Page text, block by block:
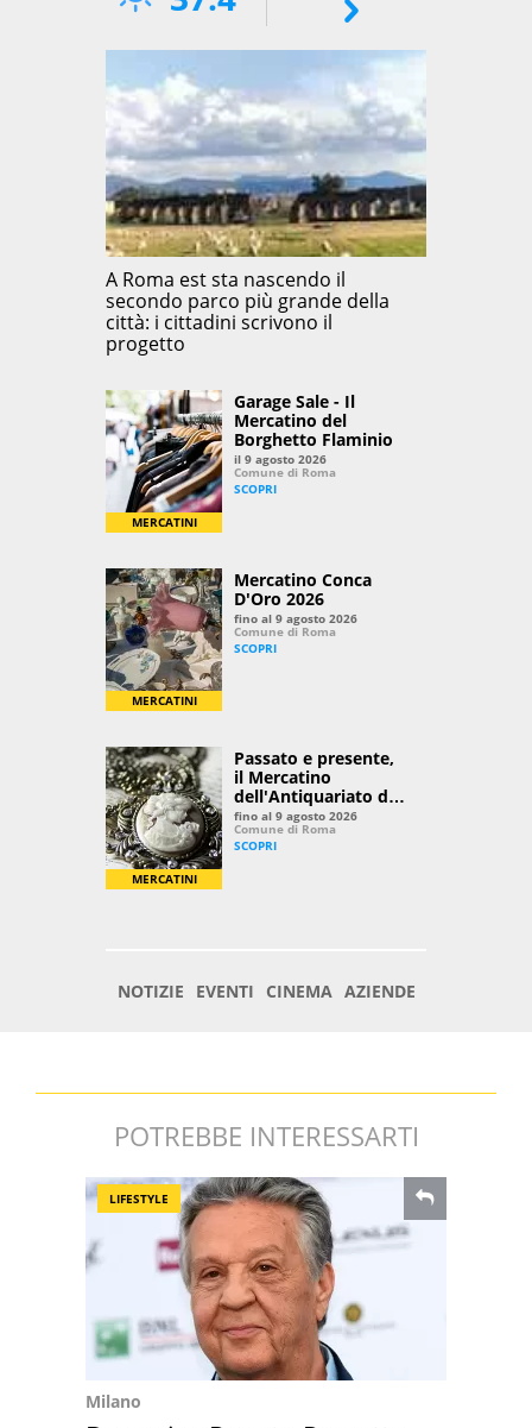
POTREBBE INTERESSARTI
LIFESTYLE
Milano